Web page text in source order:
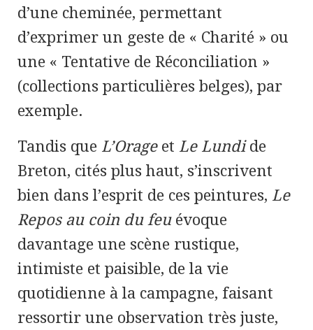
d’une cheminée, permettant
d’exprimer un geste de « Charité » ou
une « Tentative de Réconciliation »
(collections particulières belges), par
exemple.
Tandis que L’Orageet Le Lundide
Breton, cités plus haut, s’inscrivent
bien dans l’esprit de ces peintures, Le
Repos au coin du feuévoque
davantage une scène rustique,
intimiste et paisible, de la vie
quotidienne à la campagne, faisant
ressortir une observation très juste,